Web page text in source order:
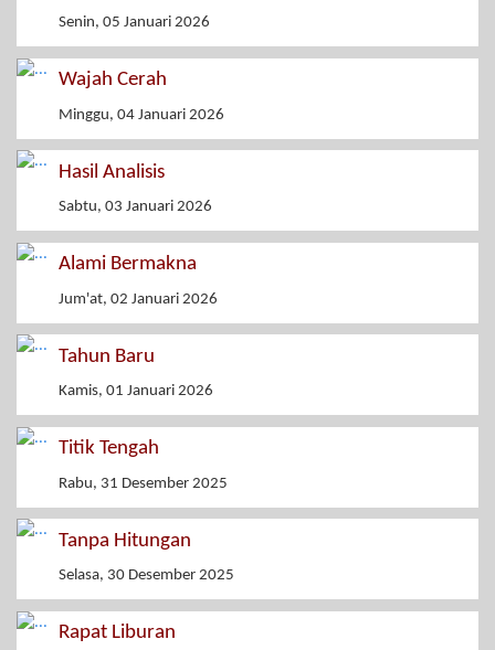
Senin, 05 Januari 2026
Wajah Cerah
Minggu, 04 Januari 2026
Hasil Analisis
Sabtu, 03 Januari 2026
Alami Bermakna
Jum'at, 02 Januari 2026
Tahun Baru
Kamis, 01 Januari 2026
Titik Tengah
Rabu, 31 Desember 2025
Tanpa Hitungan
Selasa, 30 Desember 2025
Rapat Liburan